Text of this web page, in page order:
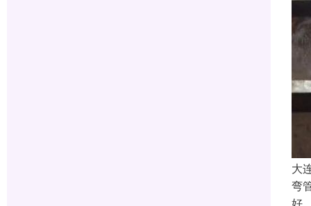
大
弯